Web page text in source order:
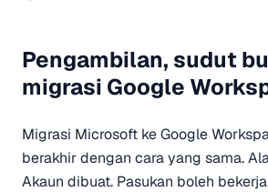
Pengambilan, sudut
migrasi Google
Migrasi Microsoft ke Google
berakhir dengan cara yang sama.
Akaun dibuat. Pasukan boleh